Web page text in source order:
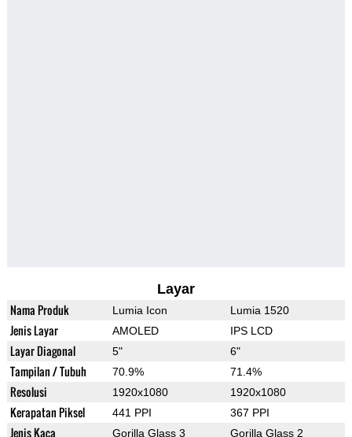
Layar
Nama Produk Lumia Icon Lumia 1520
Jenis Layar AMOLED IPS LCD
Layar Diagonal 5" 6"
Tampilan / Tubuh 70.9% 71.4%
Resolusi 1920x1080 1920x1080
Kerapatan Piksel 441 PPI 367 PPI
Jenis Kaca Gorilla Glass 3 Gorilla Glass 2